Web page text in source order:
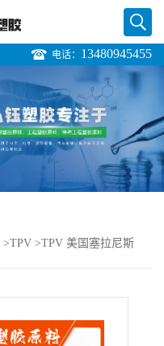
电话： 13480945455
>TPV >TPV 美国塞拉尼斯